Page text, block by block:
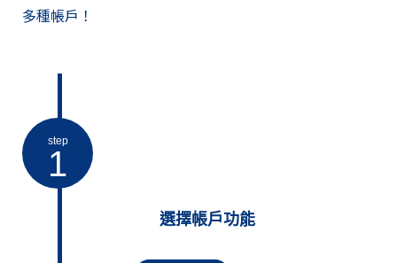
多種帳戶！
step
1
選擇帳戶功能